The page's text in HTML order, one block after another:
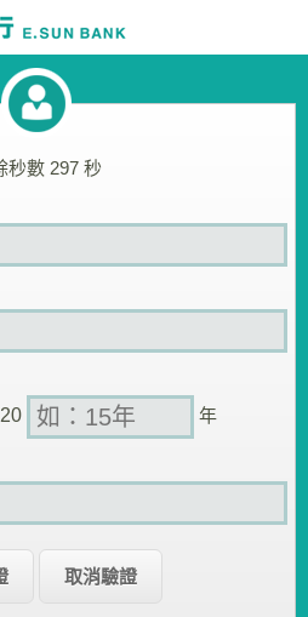
秒數 297秒
年